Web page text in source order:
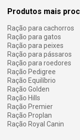
Produtos mais
Ração para cachorros
Ração para gatos
Ração para peixes
Ração para pássaros
Ração para roedores
Ração Pedigree
Ração Equilíbrio
Ração Golden
Ração Hills
Ração Premier
Ração Proplan
Ração Royal Canin